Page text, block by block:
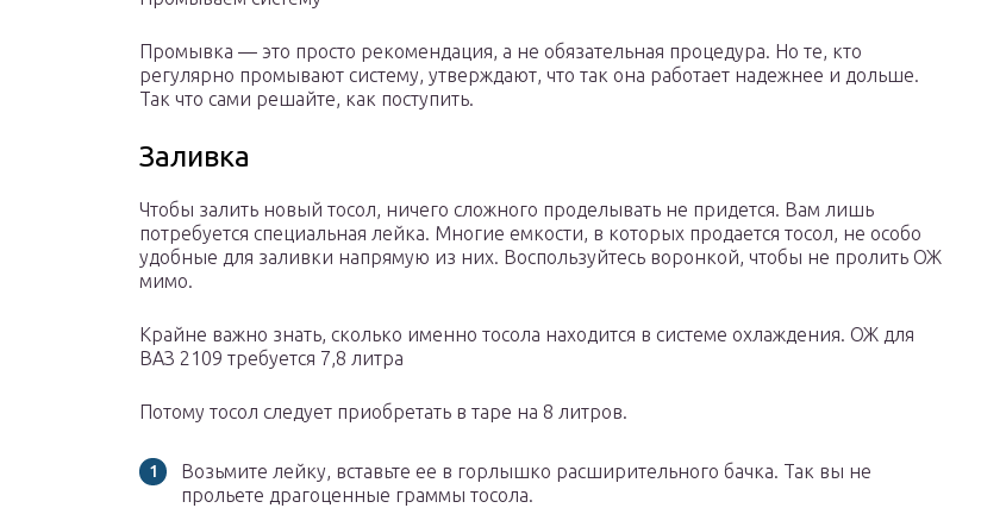
Промывка — это просто рекомендация, а не обязательная процедура. Но те, кто
регулярно промывают систему, утверждают, что так она работает надежнее и дольше.
Так что сами решайте, как поступить.
Заливка
Чтобы залить новый тосол, ничего сложного проделывать не придется. Вам лишь
потребуется специальная лейка. Многие емкости, в которых продается тосол, не особо
удобные для заливки напрямую из них. Воспользуйтесь воронкой, чтобы не пролить ОЖ
мимо.
Крайне важно знать, сколько именно тосола находится в системе охлаждения. ОЖ для
ВАЗ 2109 требуется 7,8 литра
Потому тосол следует приобретать в таре на 8 литров.
Возьмите лейку, вставьте ее в горлышко расширительного бачка. Так вы не
прольете драгоценные граммы тосола.